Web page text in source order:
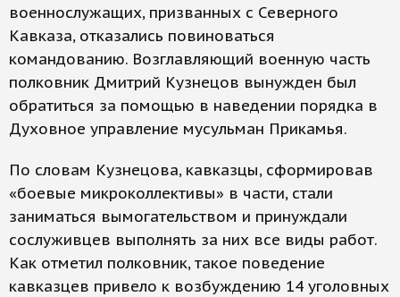
военнослужащих, призванных с Северного
Кавказа, отказались повиноваться
командованию. Возглавляющий военную часть
полковник Дмитрий Кузнецов вынужден был
обратиться за помощью в наведении порядка в
Духовное управление мусульман Прикамья.
По словам Кузнецова, кавказцы, сформировав
«боевые микроколлективы» в части, стали
заниматься вымогательством и принуждали
сослуживцев выполнять за них все виды работ.
Как отметил полковник, такое поведение
кавказцев привело к возбуждению 14 уголовных